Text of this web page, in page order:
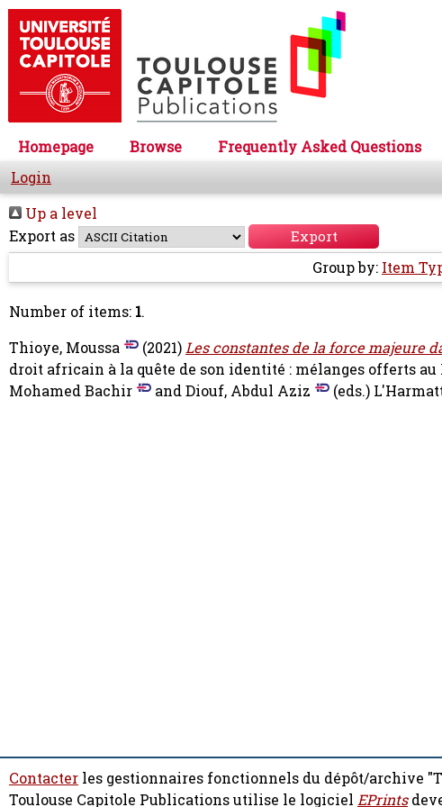
Homepage Browse Frequently Asked Questions
Login
Up a level
Export as
Group by: Item
Number of items: 1.
Thioye, Moussa
(2021)Les constantes de la force majeure
droit africain à la quête de son identité : mélanges offerts au
Mohamed Bachir
andDiouf, Abdul Aziz (eds.)
Contacter les gestionnaires fonctionnels du dépôt/archive
Toulouse Capitole Publications utilise le logiciel EPrints